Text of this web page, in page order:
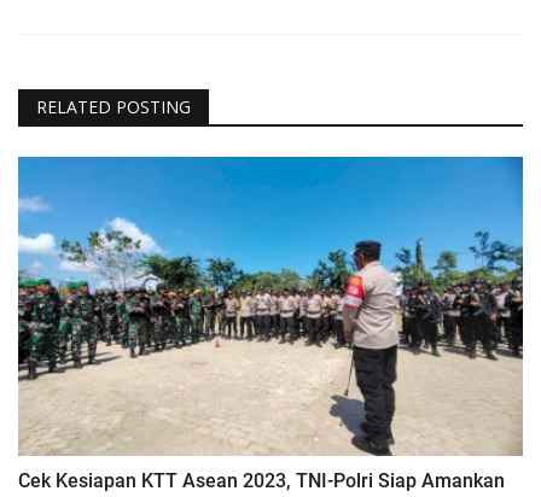
RELATED POSTING
Cek Kesiapan KTT Asean 2023, TNI-Polri Siap Amankan